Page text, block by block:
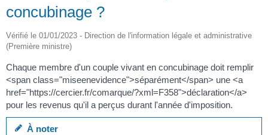
concubinage ?
Vérifié le 01/01/2023 - Direction de l'information légale et administrative
(Première ministre)
Chaque membre d'un couple vivant en concubinage doit remplir
<span class="miseenevidence">séparément</span> une <a
href="https://cercier.fr/comarque/?xml=F358">déclaration</a>
pour les revenus qu'il a perçus durant l'année d'imposition.
À noter